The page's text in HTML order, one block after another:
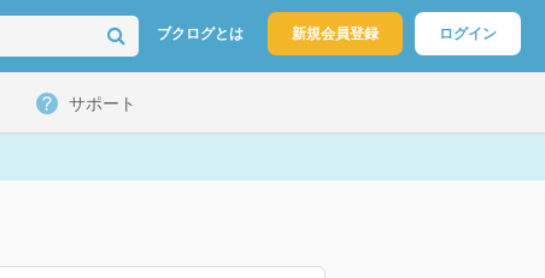
ブクログとは 新規会員登録 ログイン
サポート